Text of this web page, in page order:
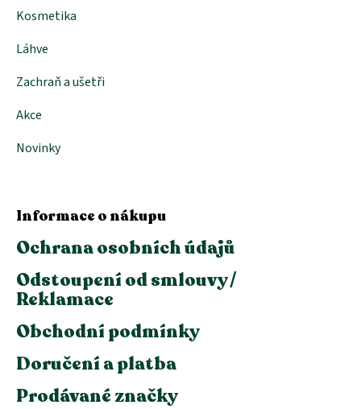
Kosmetika
Láhve
Zachraň a ušetři
Akce
Novinky
Informace o nákupu
Ochrana osobních údajů
Odstoupení od smlouvy /
Reklamace
Obchodní podmínky
Doručení a platba
Prodávané značky